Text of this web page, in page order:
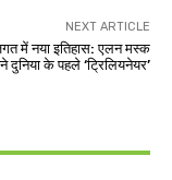
NEXT ARTICLE
में नया इतिहास: एलन मस्क
दुनिया के पहले ‘ट्रिलियनेयर’